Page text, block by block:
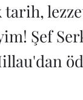
tarih,
Şef